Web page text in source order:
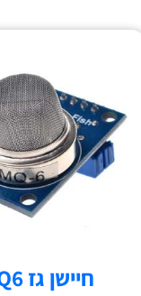
חיישן גז MQ6